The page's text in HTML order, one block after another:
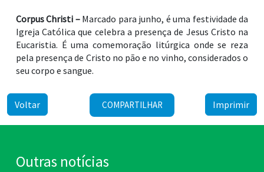
Corpus Christi – Marcado para junho, é uma festividade da
Igreja Católica que celebra a presença de Jesus Cristo na
Eucaristia. É uma comemoração litúrgica onde se reza
pela presença de Cristo no pão e no vinho, considerados o
seu corpo e sangue.
Voltar COMPARTILHAR Imprimir
Outras notícias